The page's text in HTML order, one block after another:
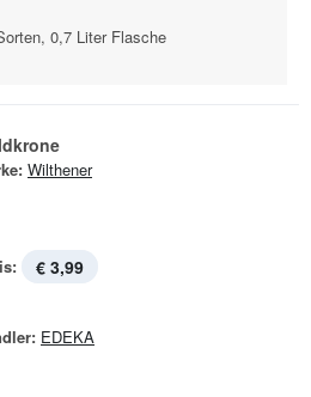
0,7 Liter Flasche
Wilthener
€ 3,99
EDEKA